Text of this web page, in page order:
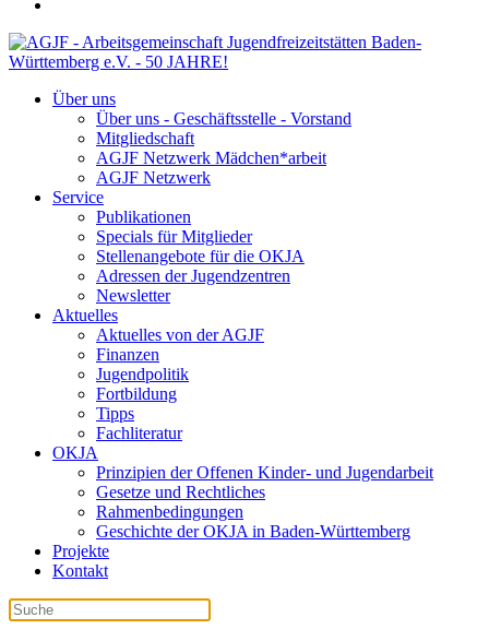
Über uns
Über uns - Geschäftsstelle - Vorstand
Mitgliedschaft
AGJF Netzwerk Mädchen*arbeit
AGJF Netzwerk
Service
Publikationen
Specials für Mitglieder
Stellenangebote für die OKJA
Adressen der Jugendzentren
Newsletter
Aktuelles
Aktuelles von der AGJF
Finanzen
Jugendpolitik
Fortbildung
Tipps
Fachliteratur
OKJA
Prinzipien der Offenen Kinder- und Jugendarbeit
Gesetze und Rechtliches
Rahmenbedingungen
Geschichte der OKJA in Baden-Württemberg
Projekte
Kontakt